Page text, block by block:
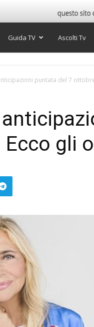
Guida TV Ascolti Tv
puntata del 7
gli